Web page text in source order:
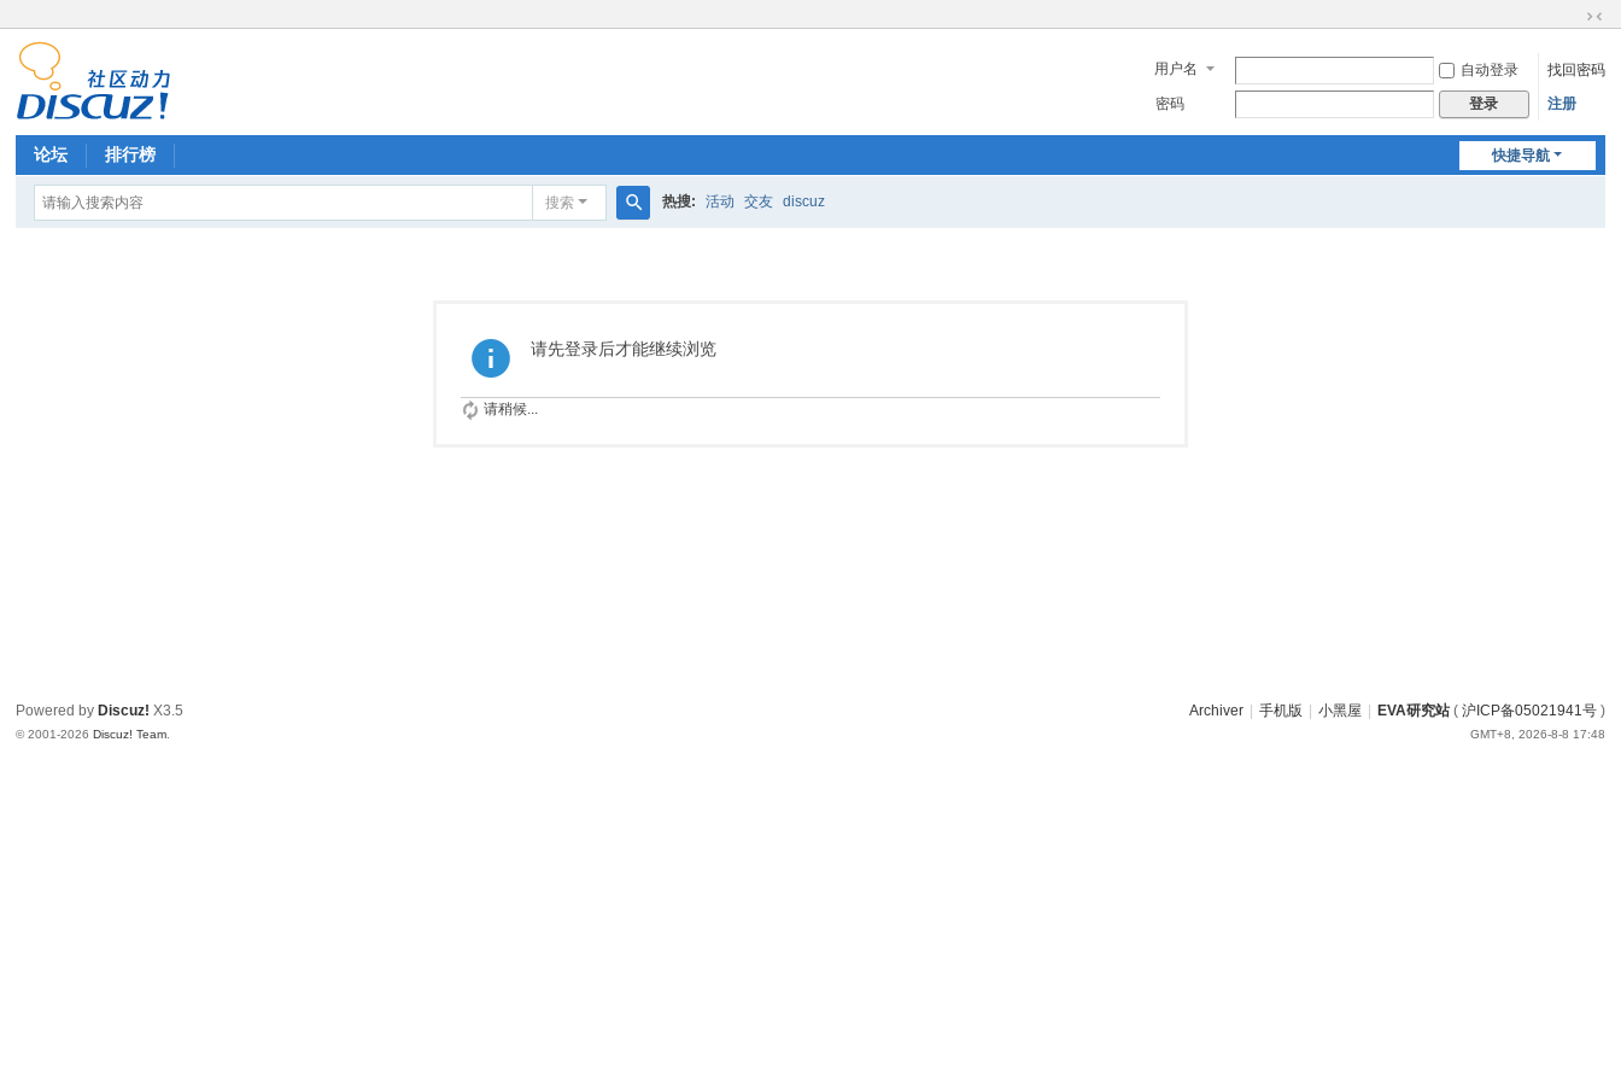
换
到
用户名 自动登录
找回密码
密码
登录 注册
快捷导航
论坛 排行榜
搜索 热搜: 活动 交友 discuz
请先登录后才能继续浏览
请稍候...
Archiver 手机版 小黑屋 EVA研究站( 沪ICP备05021941号)
GMT+8, 2026-8-8 17:48
Powered by Discuz! X3.5
© 2001-2026Discuz! Team